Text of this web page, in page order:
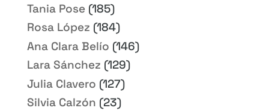
Tania Pose(185)
Rosa López (184)
Ana Clara Belío (146)
Lara Sánchez (129)
Julia Clavero (127)
Silvia Calzón (23)